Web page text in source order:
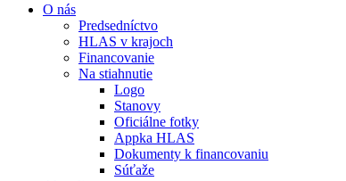
O nás
Predsedníctvo
HLAS v krajoch
Financovanie
Na stiahnutie
Logo
Stanovy
Oficiálne fotky
Appka HLAS
Dokumenty k financovaniu
Súťaže